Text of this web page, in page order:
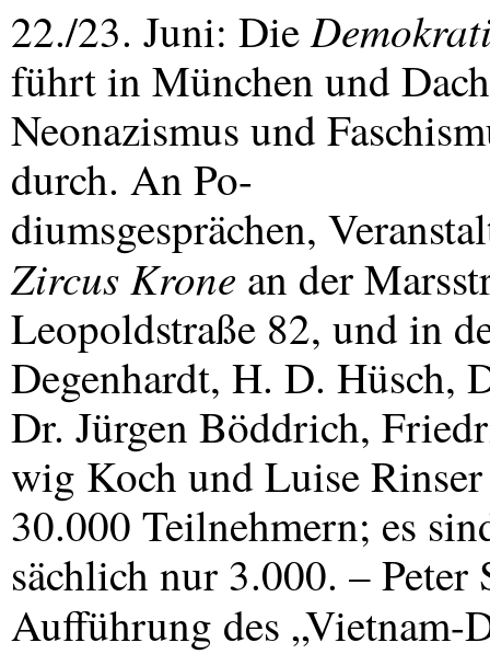
22./23. Juni: Die
führt in München und
Neonazismus und
durch. An Po-
diumsgesprächen,
Zircus Krone an der
Leopoldstraße 82, und in
Degenhardt, H. D. Hüsch,
Dr. Jürgen Böddrich,
wig Koch und Luise
30.000 Teilnehmern; es
sächlich nur 3.000. –
Aufführung des